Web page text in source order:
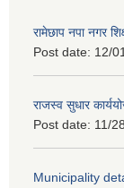
रामेछाप नपा नगर
Post date: 12/
राजस्व सुधार
Post date: 11/
Municipality